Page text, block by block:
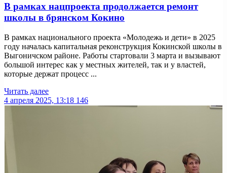
В рамках нацпроекта продолжается ремонт
школы в брянском Кокино
В рамках национального проекта «Молодежь и дети» в 2025
году началась капитальная реконструкция Кокинской школы в
Выгоничском районе. Работы стартовали 3 марта и вызывают
большой интерес как у местных жителей, так и у властей,
которые держат процесс ...
Читать далее
4 апреля 2025, 13:18 146